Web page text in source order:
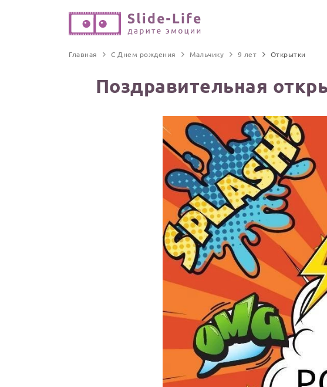
Главная С Днем рождения Мальчику 9 лет Открытки
Поздравительная